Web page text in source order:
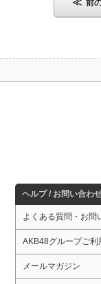
≪ 前
ヘルプ / お問い合わ
よくある質問・お問
AKB48グループご利
メールマガジン